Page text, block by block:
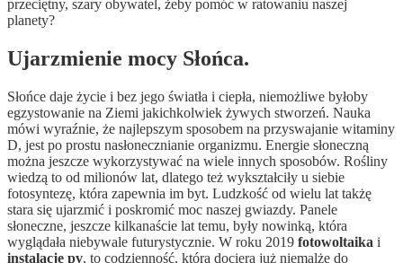
przeciętny, szary obywatel, żeby pomóc w ratowaniu naszej
planety?
Ujarzmienie mocy Słońca.
Słońce daje życie i bez jego światła i ciepła, niemożliwe byłoby
egzystowanie na Ziemi jakichkolwiek żywych stworzeń. Nauka
mówi wyraźnie, że najlepszym sposobem na przyswajanie witaminy
D, jest po prostu nasłonecznianie organizmu. Energie słoneczną
można jeszcze wykorzystywać na wiele innych sposobów. Rośliny
wiedzą to od milionów lat, dlatego też wykształciły u siebie
fotosyntezę, która zapewnia im byt. Ludzkość od wielu lat takżę
stara się ujarzmić i poskromić moc naszej gwiazdy. Panele
słoneczne, jeszcze kilkanaście lat temu, były nowinką, która
wyglądała niebywale futurystycznie. W roku 2019 fotowoltaika i
instalacje pv, to codzienność, która dociera już niemalże do